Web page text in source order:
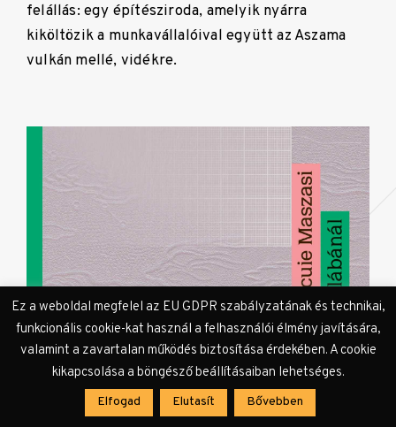
felállás: egy építésziroda, amelyik nyárra
kiköltözik a munkavállalóival együtt az Aszama
vulkán mellé, vidékre.
Ez a weboldal megfelel az EU GDPR szabályzatának és technikai,
funkcionális cookie-kat használ a felhasználói élmény javítására,
valamint a zavartalan működés biztosítása érdekében. A cookie
kikapcsolása a böngésző beállításaiban lehetséges.
Elfogad Elutasít Bővebben